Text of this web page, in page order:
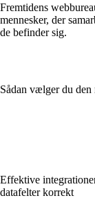
Fremtidens
mennesker, der
de befinder sig.
Sådan vælger du
Effektive
datafelter korrekt